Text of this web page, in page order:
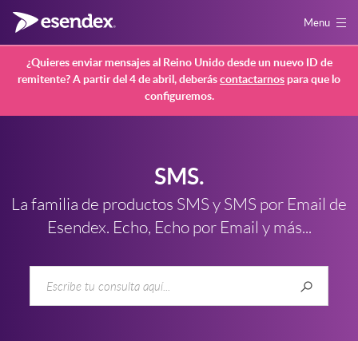
Menu
¿Quieres enviar mensajes al Reino Unido desde un nuevo ID de
remitente? A partir del 4 de abril, deberáscontactarnospara que lo
configuremos.
SMS.
La familia de productos SMS y SMS por Email de
Esendex. Echo, Echo por Email y más...